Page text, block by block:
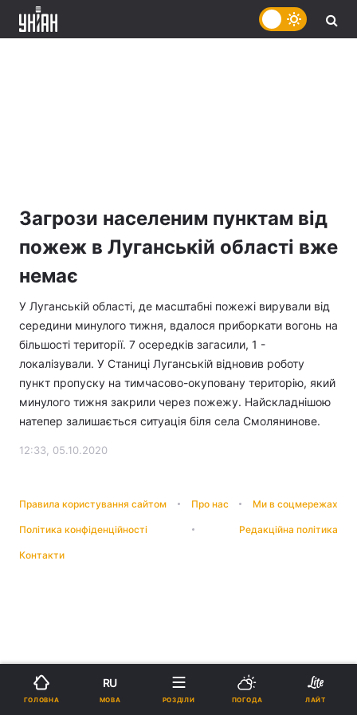
Загрози населеним пунктам від
пожеж в Луганській області вже
немає
У Луганській області, де масштабні пожежі вирували від
середини минулого тижня, вдалося приборкати вогонь на
більшості території. 7 осередків загасили, 1 -
локалізували. У Станиці Луганській відновив роботу
пункт пропуску на тимчасово-окуповану територію, який
минулого тижня закрили через пожежу. Найскладнішою
натепер залишається ситуація біля села Смолянинове.
12:33, 05.10.2020
Правила користування сайтом Про нас Ми в соцмережах
Політика конфіденційності Редакційна політика
Контакти
ГОЛОВНА
RU
МОВА РОЗДІЛИ ПОГОДА ЛАЙТ